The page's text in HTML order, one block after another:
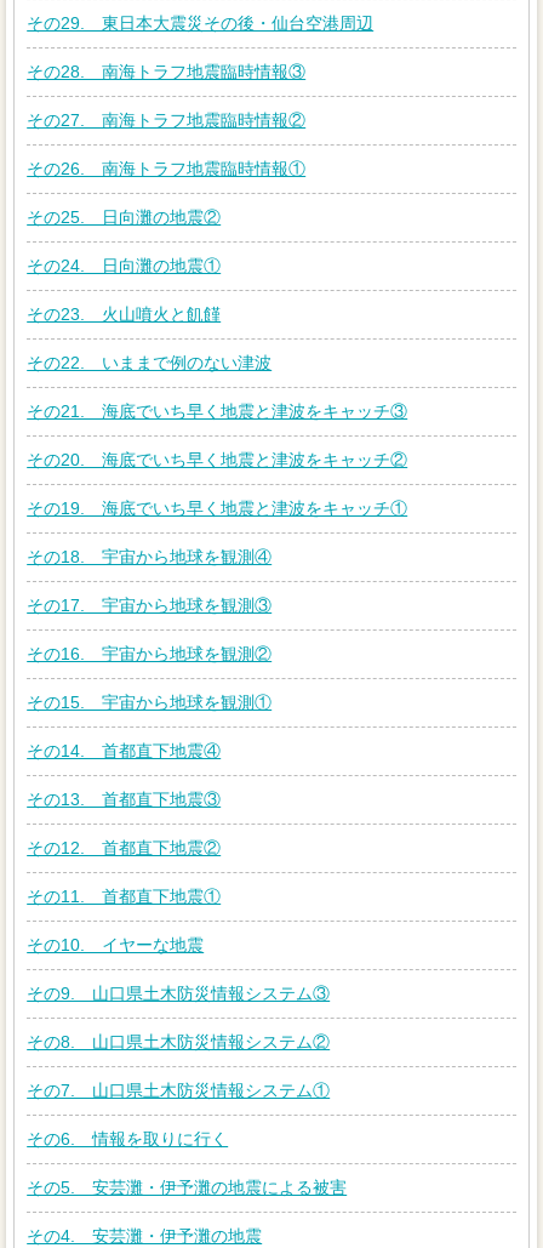
その29. 東日本大震災その後・仙台空港周辺
その28. 南海トラフ地震臨時情報③
その27. 南海トラフ地震臨時情報②
その26. 南海トラフ地震臨時情報①
その25. 日向灘の地震②
その24. 日向灘の地震①
その23. 火山噴火と飢饉
その22. いままで例のない津波
その21. 海底でいち早く地震と津波をキャッチ③
その20. 海底でいち早く地震と津波をキャッチ②
その19. 海底でいち早く地震と津波をキャッチ①
その18. 宇宙から地球を観測④
その17. 宇宙から地球を観測③
その16. 宇宙から地球を観測②
その15. 宇宙から地球を観測①
その14. 首都直下地震④
その13. 首都直下地震③
その12. 首都直下地震②
その11. 首都直下地震①
その10. イヤーな地震
その9. 山口県土木防災情報システム③
その8. 山口県土木防災情報システム②
その7. 山口県土木防災情報システム①
その6. 情報を取りに行く
その5. 安芸灘・伊予灘の地震による被害
その4. 安芸灘・伊予灘の地震